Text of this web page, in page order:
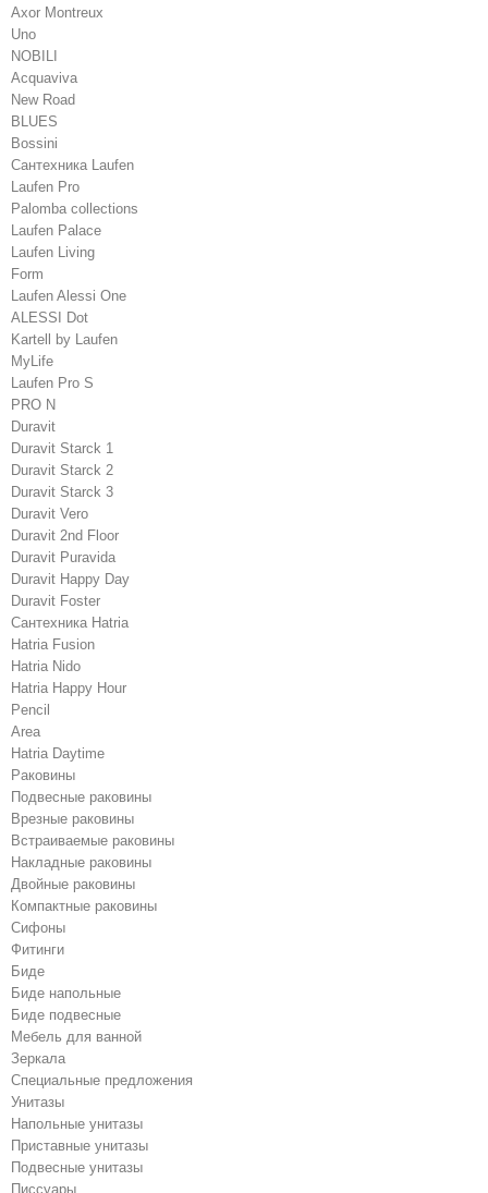
Axor Montreux
Uno
NOBILI
Acquaviva
New Road
BLUES
Bossini
Сантехника Laufen
Laufen Pro
Palomba collections
Laufen Palace
Laufen Living
Form
Laufen Alessi One
ALESSI Dot
Kartell by Laufen
MyLife
Laufen Pro S
PRO N
Duravit
Duravit Starck 1
Duravit Starck 2
Duravit Starck 3
Duravit Vero
Duravit 2nd Floor
Duravit Puravida
Duravit Happy Day
Duravit Foster
Сантехника Hatria
Hatria Fusion
Hatria Nido
Hatria Happy Hour
Pencil
Area
Hatria Daytime
Раковины
Подвесные раковины
Врезные раковины
Встраиваемые раковины
Накладные раковины
Двойные раковины
Компактные раковины
Сифоны
Фитинги
Биде
Биде напольные
Биде подвесные
Мебель для ванной
Зеркала
Специальные предложения
Унитазы
Напольные унитазы
Приставные унитазы
Подвесные унитазы
Писсуары